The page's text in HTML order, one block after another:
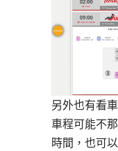
另外也有看
車程可能不
時間，也可